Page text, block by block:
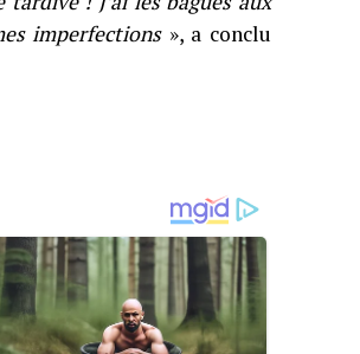
imperfections », a conclu